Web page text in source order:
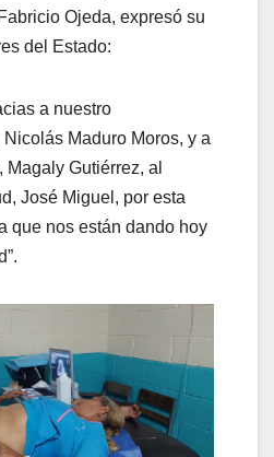
Ojeda, expresó su
del Estado:
a nuestro
Maduro Moros, y a
Magaly Gutiérrez, al
José Miguel, por esta
que nos están dando hoy